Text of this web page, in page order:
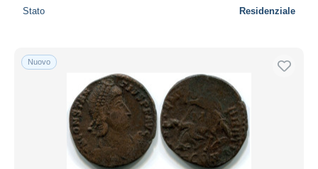
Stato Residenziale
Nuovo